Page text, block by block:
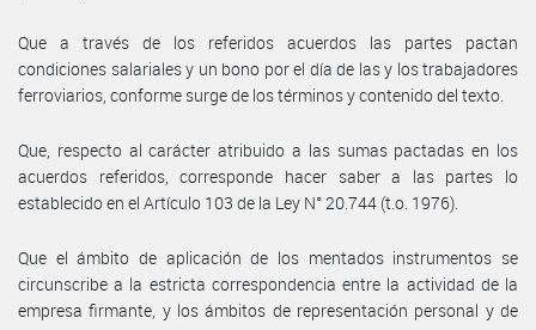
Que a través de los referidos acuerdos las partes pactan
condiciones salariales y un bono por el día de las y los trabajadores
ferroviarios, conforme surge de los términos y contenido del texto.
Que, respecto al carácter atribuido a las sumas pactadas en los
acuerdos referidos, corresponde hacer saber a las partes lo
establecido en el Artículo 103 de la Ley N° 20.744 (t.o. 1976).
Que el ámbito de aplicación de los mentados instrumentos se
circunscribe a la estricta correspondencia entre la actividad de la
empresa firmante, y los ámbitos de representación personal y de